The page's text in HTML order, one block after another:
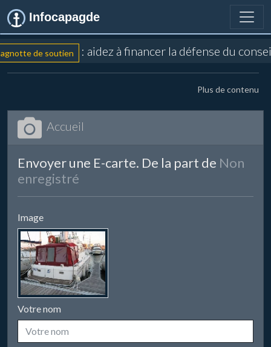
Infocapagde
de soutien : aidez à financer la défense du
Plus de contenu
Accueil
Envoyer une E-carte. De la part de Non
enregistré
Image
Votre nom